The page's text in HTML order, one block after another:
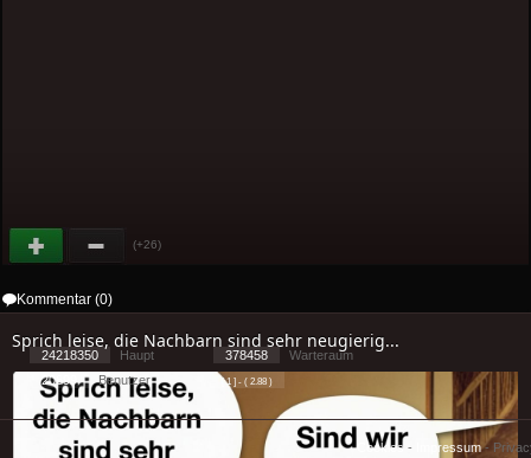
(+26)
Kommentar (0)
Sprich leise, die Nachbarn sind sehr neugierig...
24218350 Haupt 378458
Warteraum
20699
Benutzer [ 1 ] - ( 2.88 )
Cookies - Impressum-